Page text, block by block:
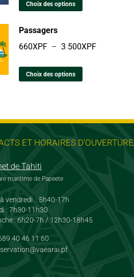
Choix des options
Passagers
660XPF – 3 500XPF
Choix des options
ET HORAIRES D'OUVERTURE
de Tahiti
maritime de Papeete
vendredi : 5h40-17h
: 7h30-11h30
: 6h20-7h / 12h30-18h45
40 46 11 60